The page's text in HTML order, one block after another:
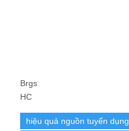
Brgs
HC
hiệu quả nguồn tuyển dụng